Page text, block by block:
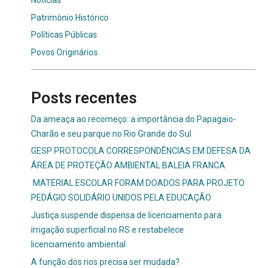
Patrimônio Histórico
Políticas Públicas
Povos Originários
Posts recentes
Da ameaça ao recomeço: a importância do Papagaio-
Charão e seu parque no Rio Grande do Sul
GESP PROTOCOLA CORRESPONDÊNCIAS EM DEFESA DA
ÁREA DE PROTEÇÃO AMBIENTAL BALEIA FRANCA
MATERIAL ESCOLAR FORAM DOADOS PARA PROJETO
PEDÁGIO SOLIDÁRIO UNIDOS PELA EDUCAÇÃO
Justiça suspende dispensa de licenciamento para
irrigação superficial no RS e restabelece
licenciamento ambiental
A função dos rios precisa ser mudada?